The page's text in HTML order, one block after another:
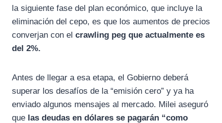
la siguiente fase del plan económico, que incluye la
eliminación del cepo, es que los aumentos de precios
converjan con el crawling peg que actualmente es
del 2%.
Antes de llegar a esa etapa, el Gobierno deberá
superar los desafíos de la “emisión cero” y ya ha
enviado algunos mensajes al mercado. Milei aseguró
que las deudas en dólares se pagarán “como